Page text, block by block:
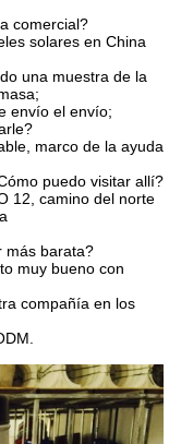
comercial?
solares en China
una muestra de la
envío el envío;
marco de la ayuda
puedo visitar allí?
12, camino del norte
más barata?
muy bueno con
compañía en los